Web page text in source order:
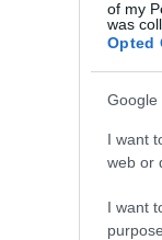
of my
was
Opted
Google
I want
web or
I want